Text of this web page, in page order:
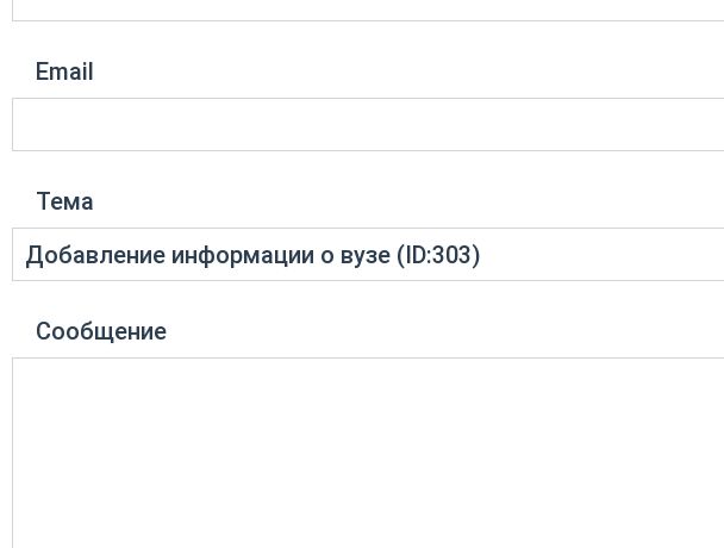
Email
Тема
Сообщение